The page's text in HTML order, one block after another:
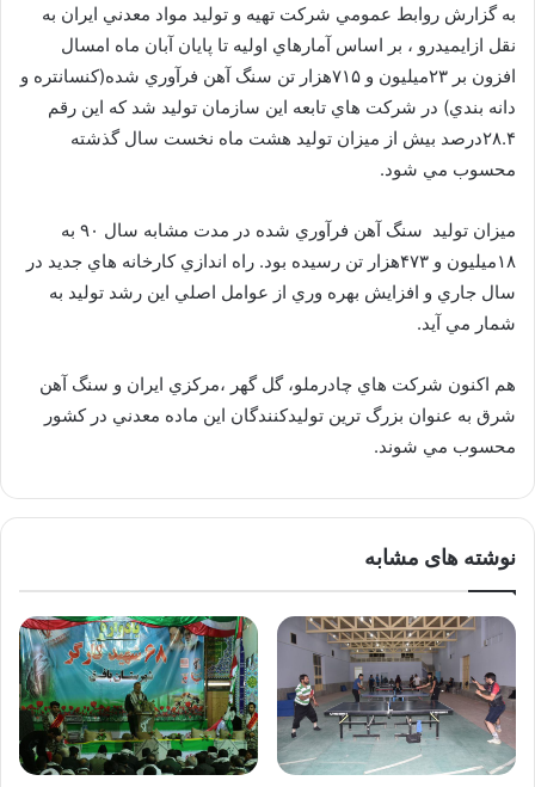
به گزارش روابط عمومي شرکت تهيه و توليد مواد معدني ايران به
نقل ازايميدرو ، بر اساس آمارهاي اوليه تا پايان آبان ماه امسال
افزون بر ۲۳ميليون و ۷۱۵هزار تن سنگ آهن فرآوري شده(كنسانتره و
دانه بندي) در شركت هاي تابعه اين سازمان توليد شد كه اين رقم
۲۸.۴درصد بيش از ميزان توليد هشت ماه نخست سال گذشته
محسوب مي شود.
ميزان توليد ‌ سنگ آهن فرآوري شده در مدت مشابه سال ۹۰ به
۱۸ميليون و ۴۷۳هزار تن رسيده بود. راه اندازي كارخانه هاي جديد در
سال جاري و افزايش بهره وري از عوامل اصلي اين رشد توليد به
شمار مي آيد.
هم اكنون شركت هاي چادرملو،‌ گل گهر ،‌مركزي ايران و سنگ آهن
شرق به عنوان بزرگ ترين توليدكنندگان اين ماده معدني در كشور
محسوب مي شوند.
نوشته های مشابه